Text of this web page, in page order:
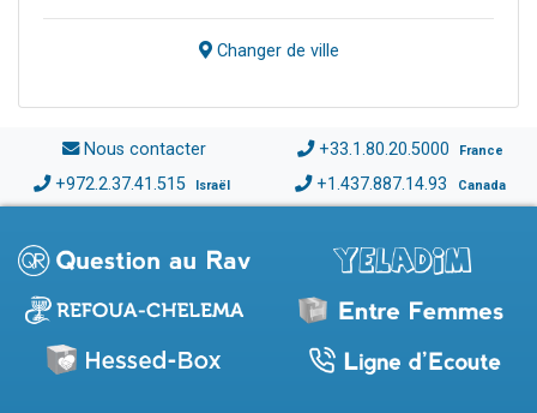
Changer de ville
Nous contacter +33.1.80.20.5000 France
+972.2.37.41.515 Israël +1.437.887.14.93 Canada